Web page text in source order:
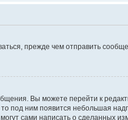
прежде чем отправить
Вы можете перейти к
под ним появится небольшая
сами написать о сделанных